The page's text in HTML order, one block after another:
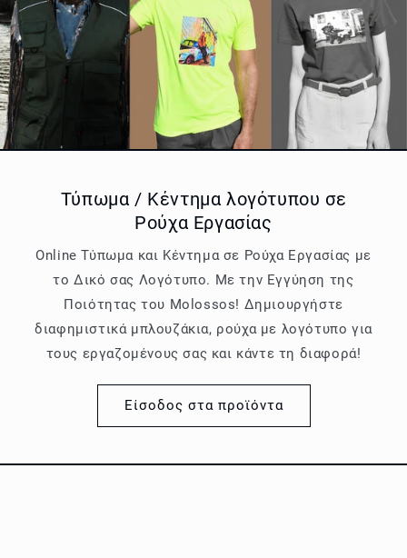
Τύπωμα / Κέντημα λογότυπου σε
Ρούχα Εργασίας
Online Τύπωμα και Κέντημα σε Ρούχα Εργασίας με
το Δικό σας Λογότυπο. Με την Εγγύηση της
Ποιότητας του Molossos! Δημιουργήστε
διαφημιστικά μπλουζάκια, ρούχα με λογότυπο για
τους εργαζομένους σας και κάντε τη διαφορά!
Είσοδος στα προϊόντα